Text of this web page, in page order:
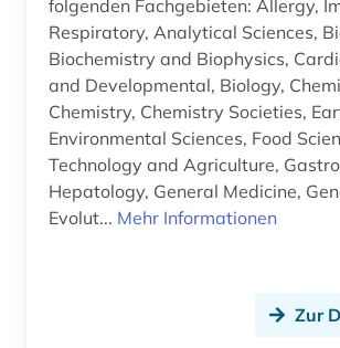
indien (1)
influenza (1)
informatik (1)
ingenieurwissenschaften (1)
folgenden Fachgebieten: Allergy,
Respiratory, Analytical Sciences, Biotechnology,
Biochemistry and Biophysics,
and Developmental, Biology,
Chemistry, Chemistry Societies,
Environmental Sciences, Food
Technology and Agriculture,
Hepatology, General Medicine,
Evolut... Mehr Informationen
Zur